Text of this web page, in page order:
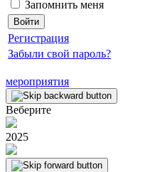
Запомнить меня
Регистрация
Забыли свой пароль?
мероприятия
Веберите
2025